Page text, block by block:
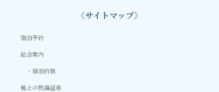
《サイトマップ》
宿泊予約
総合案内
宿泊約款
極上の熱海温泉